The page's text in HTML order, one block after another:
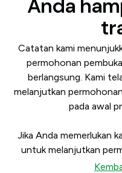
Anda
Catatan kami
permohonan
berlangsung. Kami
melanjutkan
pada awal
Jika Anda memerlukan
untuk melanjutkan